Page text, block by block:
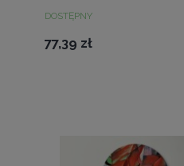
DOSTĘPNY
77,39 zł